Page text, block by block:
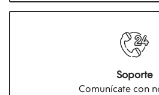
Soporte
Comunícate con